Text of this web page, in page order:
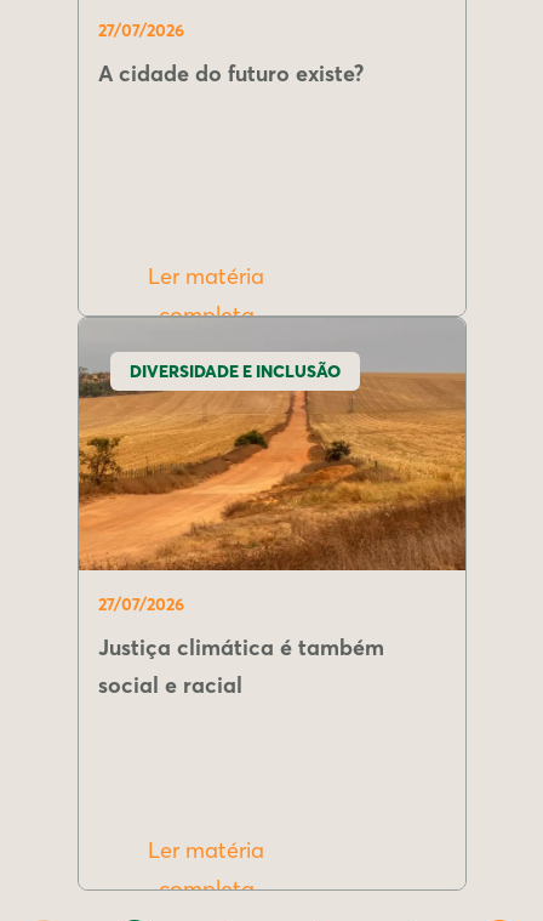
27/07/2026
A cidade do futuro existe?
Ler matéria
completa
DIVERSIDADE E INCLUSÃO
27/07/2026
Justiça climática é também
social e racial
Ler matéria
completa